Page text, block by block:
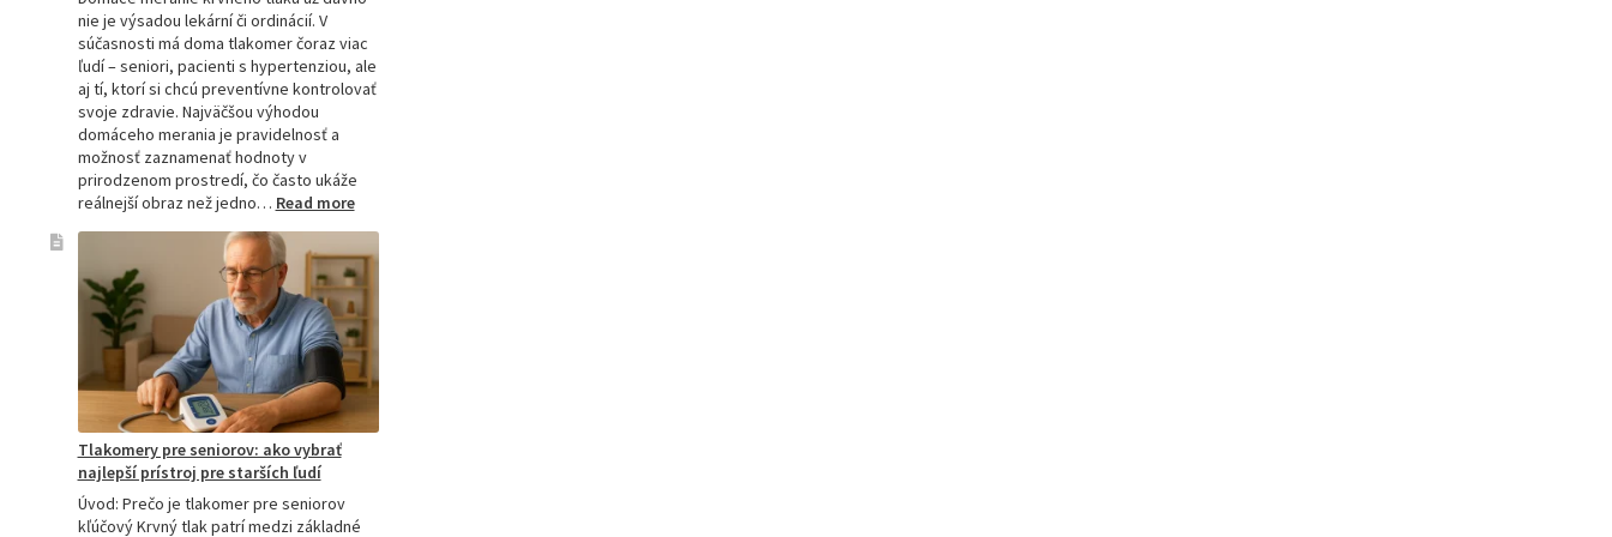
nie je výsadou lekární či ordinácií. V
súčasnosti má doma tlakomer čoraz viac
ľudí – seniori, pacienti s hypertenziou, ale
aj tí, ktorí si chcú preventívne kontrolovať
svoje zdravie. Najväčšou výhodou
domáceho merania je pravidelnosť a
možnosť zaznamenať hodnoty v
prirodzenom prostredí, čo často ukáže
reálnejší obraz než jedno… Read more:
porovnanie:
M2,
M3,
M6
a
M7
Tlakomery pre seniorov: ako vybrať
najlepší prístroj pre starších ľudí
Úvod: Prečo je tlakomer pre seniorov
kľúčový Krvný tlak patrí medzi základné